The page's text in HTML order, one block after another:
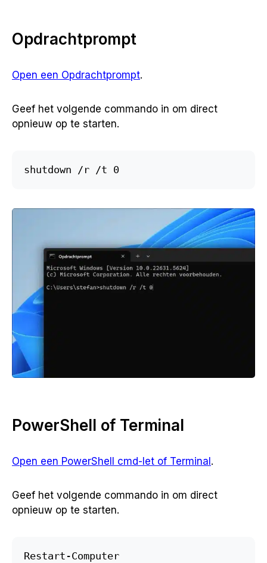
Opdrachtprompt
Open een Opdrachtprompt.
Geef het volgende commando in om direct
opnieuw op te starten.
shutdown /r /t 0
PowerShell of Terminal
Open een PowerShell cmd-let of Terminal .
Geef het volgende commando in om direct
opnieuw op te starten.
Restart-Computer